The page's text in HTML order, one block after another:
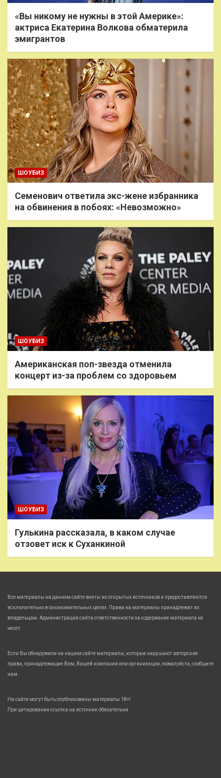
«Вы никому не нужны в этой Америке»:
актриса Екатерина Волкова обматерила
эмигрантов
ШОУБИЗ
Семенович ответила экс-жене избранника
на обвинения в побоях: «Невозможно»
ШОУБИЗ
Американская поп-звезда отменила
концерт из-за проблем со здоровьем
ШОУБИЗ
Гулькина рассказала, в каком случае
отзовет иск к Суханкиной
Все материалы на данном сайте взяты из открытых источников и предоставляются
исключительно в ознакомительных целях. Права на материалы принадлежат их
владельцам. Администрация сайта ответственности за содержание материала не
несет.
Если Вы обнаружили на нашем сайте материалы, которые нарушают авторские
права, принадлежащие Вам, Вашей компании или организации, пожалуйста, сообщите
нам.
На сайте могут быть опубликованы материалы 18+!
При цитировании ссылка на источник обязательна.